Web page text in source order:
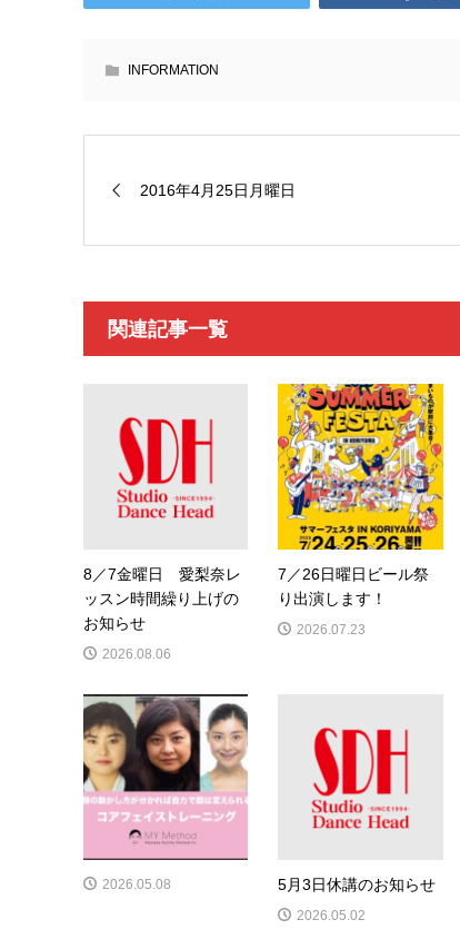
INFORMATION
2016年4月25日月曜日
関連記事一覧
8／7金曜日 愛梨奈レ
ッスン時間繰り上げの
お知らせ
2026.08.06
7／26日曜日ビール祭
り出演します！
2026.07.23
2026.05.08 5月3日休講のお知らせ
2026.05.02